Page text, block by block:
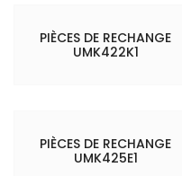
PIÈCES DE RECHANGE
UMK422K1
PIÈCES DE RECHANGE
UMK425E1